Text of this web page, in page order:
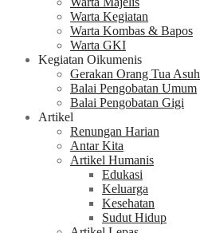
Warta Kegiatan
Warta Kombas & Bapos
Warta GKI
Kegiatan Oikumenis
Gerakan Orang Tua Asuh
Balai Pengobatan Umum
Balai Pengobatan Gigi
Artikel
Renungan Harian
Antar Kita
Artikel Humanis
Edukasi
Keluarga
Kesehatan
Sudut Hidup